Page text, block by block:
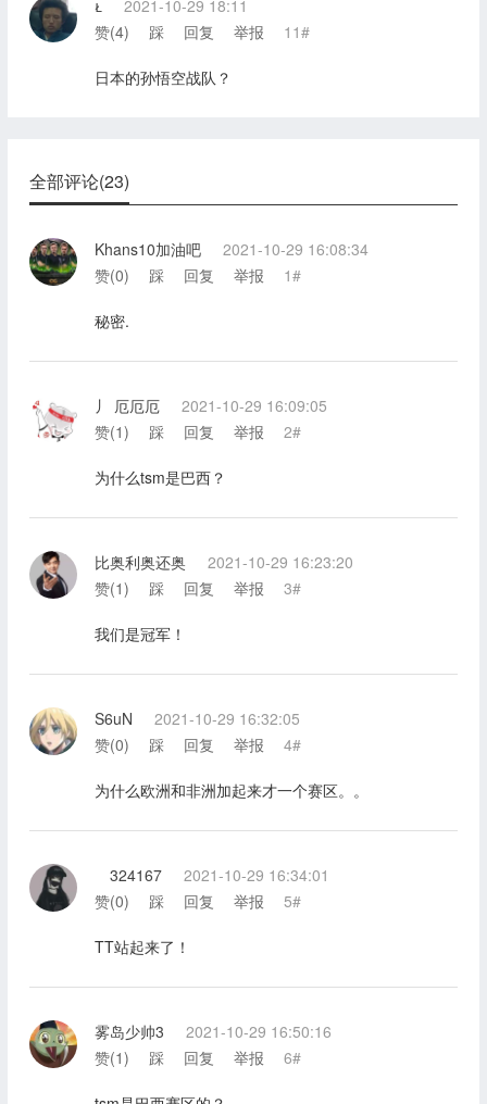

2021-10-29 18:11
赞(4) 踩 回复 举报 11#
日本的孙悟空战队？
全部评论(23)
Khans10加油吧
2021-10-29 16:08:34
赞(0) 踩 回复 举报 1#
秘密.
丿 厄厄厄
2021-10-29 16:09:05
赞(1) 踩 回复 举报 2#
为什么tsm是巴西？
比奥利奥还奥
2021-10-29 16:23:20
赞(1) 踩 回复 举报 3#
我们是冠军！
S6uN
2021-10-29 16:32:05
赞(0) 踩 回复 举报 4#
为什么欧洲和非洲加起来才一个赛区。。
324167
2021-10-29 16:34:01
赞(0) 踩 回复 举报 5#
TT站起来了！
雾岛少帅3
2021-10-29 16:50:16
赞(1) 踩 回复 举报 6#